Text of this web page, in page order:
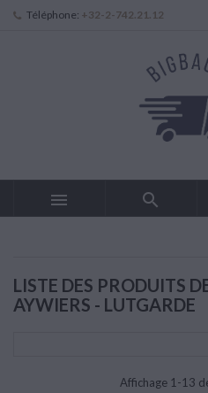
Téléphone: +32-2-742.21.12
 
LISTE DES PRODUITS
AYWIERS - LUTGARDE
Affichage 1-13